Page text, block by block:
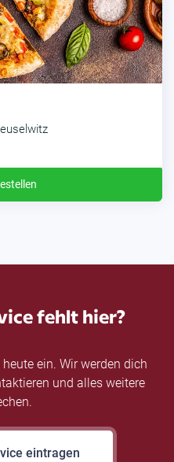
fehlt hier?
ein. Wir werden dich
und alles weitere
eintragen